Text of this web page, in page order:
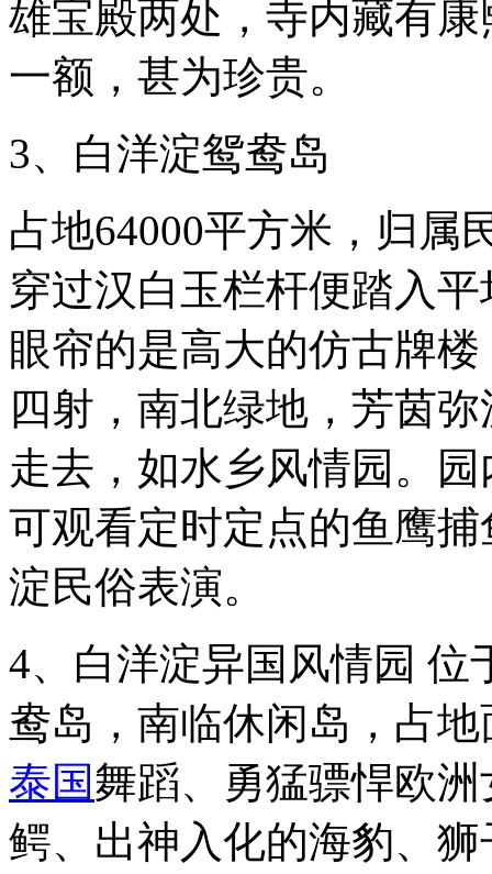
雄宝殿两处，寺内藏有
一额，甚为珍贵。
3、白洋淀鸳鸯岛
占地64000平方米，归属
穿过汉白玉栏杆便踏入
眼帘的是高大的仿古牌
四射，南北绿地，芳茵
走去，如水乡风情园。
可观看定时定点的鱼鹰
淀民俗表演。
4、白洋淀异国风情园 位
鸯岛，南临休闲岛，占
泰国舞蹈、勇猛骠悍欧
鳄、出神入化的海豹、